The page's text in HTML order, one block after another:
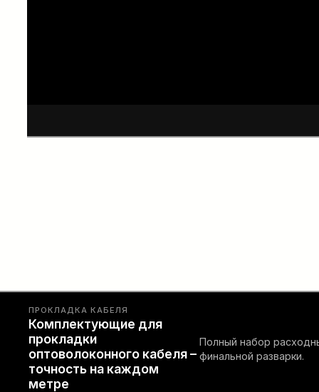
ПРОКЛАДКА КАБЕЛЯ
Комплектующие для
прокладки
оптоволоконного кабеля –
точность на каждом
метре
Полный набор
финальной разварки.